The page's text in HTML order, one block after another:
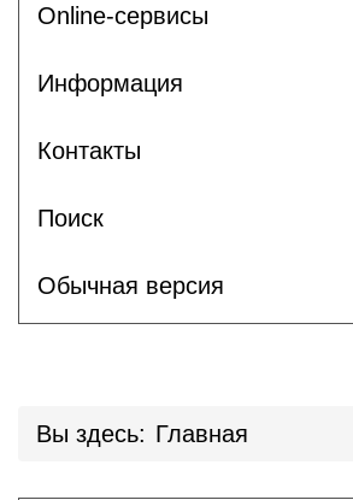
Online-сервисы
Информация
Контакты
Поиск
Обычная версия
Вы здесь: Главная